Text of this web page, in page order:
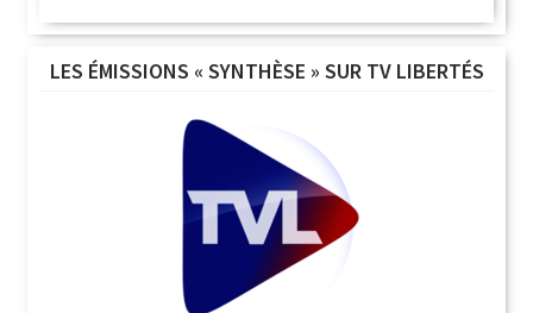
LES ÉMISSIONS « SYNTHÈSE » SUR TV LIBERTÉS